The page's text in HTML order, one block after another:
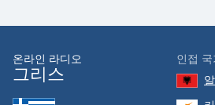
Opacity
Font
온라인 라디오
그리스
인접